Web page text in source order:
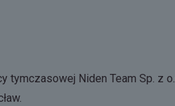
tymczasowej Niden Team Sp. z